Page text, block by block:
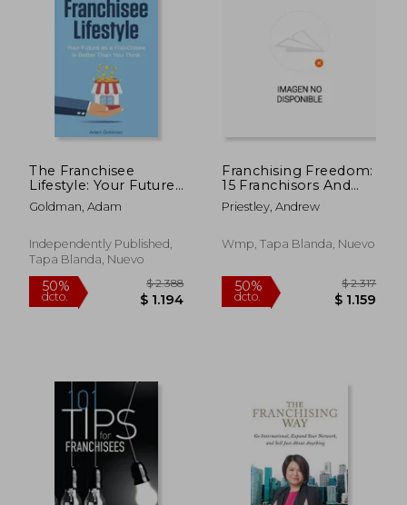
50% $ 1.684 50%
The Franchisee
Lifestyle: Your Future
as a Franchisee is
Better Than You
Goldman, Adam
Independently Published,
Tapa Blanda, Nuevo
Franchising Freedom:
15 Franchisors And
Franchising Experts
Share Best Thinking
Strategies For
(en Inglés)
Priestley, Andrew
Wmp, Tapa Blanda, Nuevo